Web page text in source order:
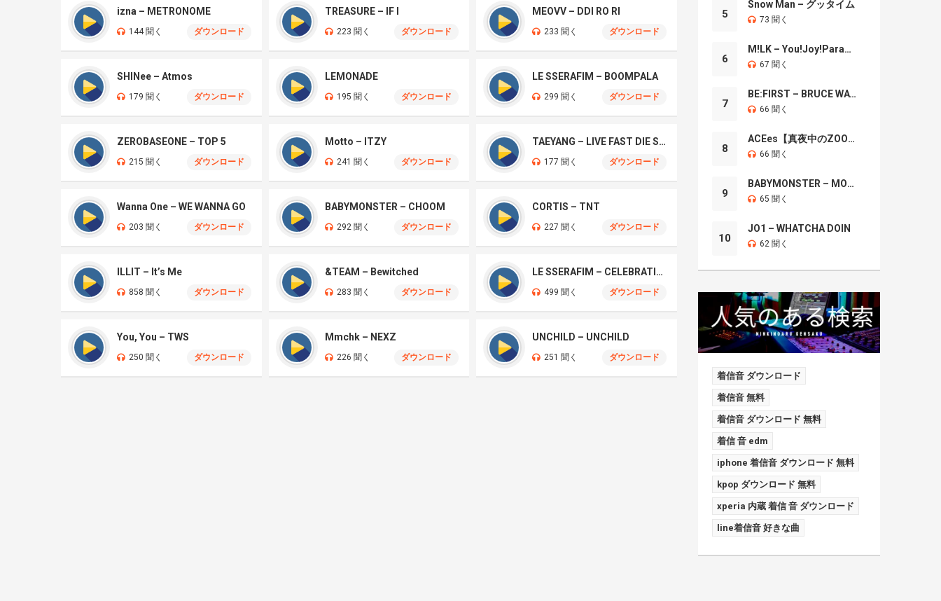
izna – METRONOME
144 聞く ダウンロード
TREASURE – IF I
223 聞く ダウンロード
MEOVV – DDI RO RI
233 聞く ダウンロード
SHINee – Atmos
179 聞く ダウンロード
LEMONADE
195 聞く ダウンロード
LE SSERAFIM – BOOMPALA
299 聞く ダウンロード
ZEROBASEONE – TOP 5
215 聞く ダウンロード
Motto – ITZY
241 聞く ダウンロード
TAEYANG – LIVE FAST DIE SLOW
177 聞く ダウンロード
Wanna One – WE WANNA GO
203 聞く ダウンロード
BABYMONSTER – CHOOM
292 聞く ダウンロード
CORTIS – TNT
227 聞く ダウンロード
ILLIT – It’s Me
858 聞く ダウンロード
&TEAM – Bewitched
283 聞く ダウンロード
LE SSERAFIM – CELEBRATION
499 聞く ダウンロード
You, You – TWS
250 聞く ダウンロード
Mmchk – NEXZ
226 聞く ダウンロード
UNCHILD – UNCHILD
251 聞く ダウンロード
5
Snow Man – グッタイム
73 聞く
6
M!LK – You!Joy!Parade!
67 聞く
7
BE:FIRST – BRUCE WAYNE
66 聞く
8
ACEes【真夜中のZOO】
66 聞く
9
BABYMONSTER – MOON
65 聞く
10
JO1 – WHATCHA DOIN
62 聞く
着信音 ダウンロード
着信音 無料
着信音 ダウンロード 無料
着信 音 edm
iphone 着信音 ダウンロード 無料
kpop ダウンロード 無料
xperia 内蔵 着信 音 ダウンロード
line着信音 好きな曲